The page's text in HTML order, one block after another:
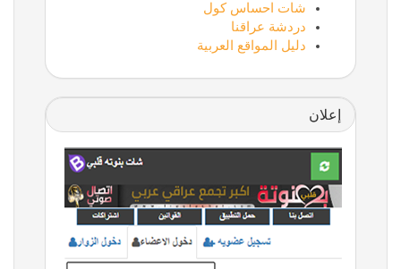
شات احساس كول
دردشة عراقنا
دليل المواقع العربية
إعلان